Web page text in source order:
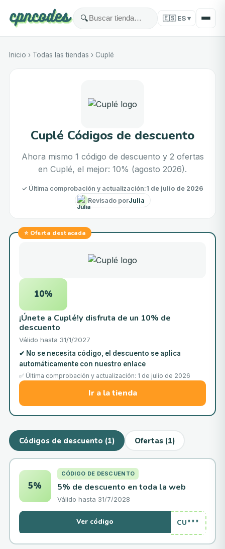
🔍 🇪🇸 ES▾
Inicio › Todas las tiendas › Cuplé
Cuplé Códigos de descuento
Ahora mismo 1 código de descuento y 2 ofertas
en Cuplé, el mejor: 10% (agosto 2026).
✓ Última comprobación y actualización:1 de julio de 2026
Revisado porJulia
⭐ Oferta destacada
10%
¡Únete a Cuplé!y disfruta de un 10% de
descuento
Válido hasta 31/1/2027
✔ No se necesita código, el descuento se aplica
automáticamente con nuestro enlace
✅ Última comprobación y actualización: 1 de julio de 2026
Ir a la tienda
Códigos de descuento (1) Ofertas (1)
5%
CÓDIGO DE DESCUENTO
5% de descuento en toda la web
Válido hasta 31/7/2028
Ver código CU***